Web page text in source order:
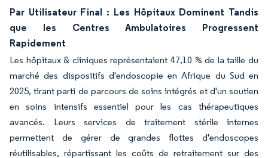
Par Utilisateur Final : Les Hôpitaux Dominent Tandis
que les Centres Ambulatoires Progressent
Rapidement
Les hôpitaux & cliniques représentaient 47,10 % de la taille du
marché des dispositifs d'endoscopie en Afrique du Sud en
2025, tirant parti de parcours de soins intégrés et d'un soutien
en soins intensifs essentiel pour les cas thérapeutiques
avancés. Leurs services de traitement stérile internes
permettent de gérer de grandes flottes d'endoscopes
réutilisables, répartissant les coûts de retraitement sur des